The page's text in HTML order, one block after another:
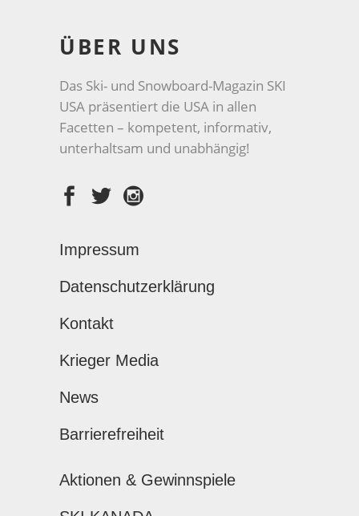
ÜBER UNS
Das Ski- und Snowboard-Magazin SKI
USA präsentiert die USA in allen
Facetten – kompetent, informativ,
unterhaltsam und unabhängig!
Impressum
Datenschutzerklärung
Kontakt
Krieger Media
News
Barrierefreiheit
Aktionen & Gewinnspiele